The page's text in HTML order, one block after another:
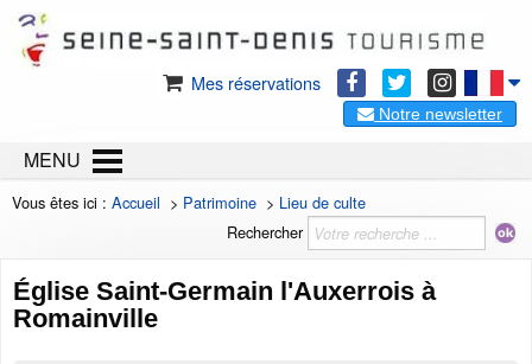
Mes réservations
Notre newsletter
MENU
Vous êtes ici : Accueil > Patrimoine > Lieu de culte
Rechercher
Église Saint-Germain l'Auxerrois à
Romainville